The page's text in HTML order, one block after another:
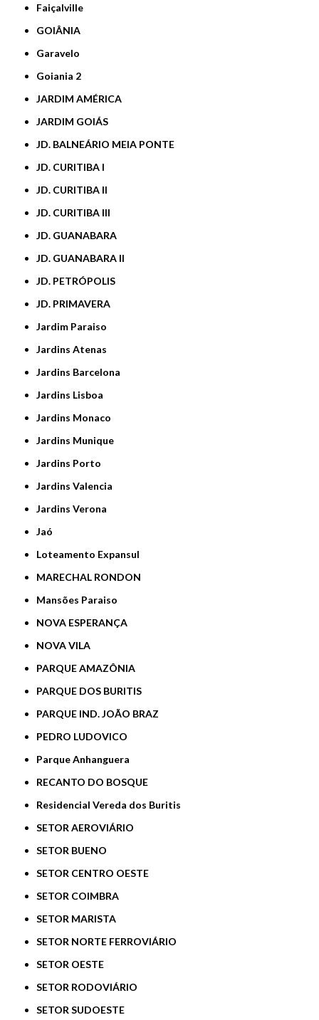
Faiçalville
GOIÂNIA
Garavelo
Goiania 2
JARDIM AMÉRICA
JARDIM GOIÁS
JD. BALNEÁRIO MEIA PONTE
JD. CURITIBA I
JD. CURITIBA II
JD. CURITIBA III
JD. GUANABARA
JD. GUANABARA II
JD. PETRÓPOLIS
JD. PRIMAVERA
Jardim Paraiso
Jardins Atenas
Jardins Barcelona
Jardins Lisboa
Jardins Monaco
Jardins Munique
Jardins Porto
Jardins Valencia
Jardins Verona
Jaó
Loteamento Expansul
MARECHAL RONDON
Mansões Paraiso
NOVA ESPERANÇA
NOVA VILA
PARQUE AMAZÔNIA
PARQUE DOS BURITIS
PARQUE IND. JOÃO BRAZ
PEDRO LUDOVICO
Parque Anhanguera
RECANTO DO BOSQUE
Residencial Vereda dos Buritis
SETOR AEROVIÁRIO
SETOR BUENO
SETOR CENTRO OESTE
SETOR COIMBRA
SETOR MARISTA
SETOR NORTE FERROVIÁRIO
SETOR OESTE
SETOR RODOVIÁRIO
SETOR SUDOESTE